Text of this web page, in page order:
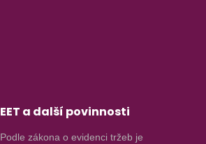
EET a další povinnosti
Podle zákona o evidenci tržeb je